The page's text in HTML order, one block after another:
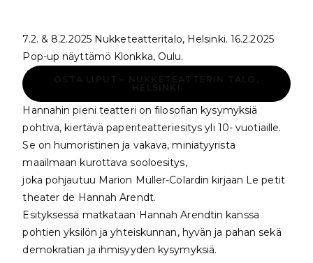
7.2. & 8.2.2025 Nukketeatteritalo, Helsinki. 16.2.2025
Pop-up näyttämö Klonkka, Oulu.
Hannahin pieni teatteri on filosofian kysymyksiä
pohtiva, kiertävä paperiteatteriesitys yli 10- vuotiaille.
Se on humoristinen ja vakava, miniatyyrista
maailmaan kurottava sooloesitys,
joka pohjautuu Marion Müller-Colardin kirjaan Le petit
theater de Hannah Arendt.
Esityksessä matkataan Hannah Arendtin kanssa
pohtien yksilön ja yhteiskunnan, hyvän ja pahan sekä
demokratian ja ihmisyyden kysymyksiä.